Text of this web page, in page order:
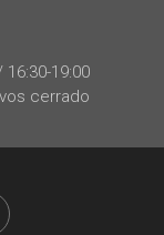
16:30-19:00
cerrado